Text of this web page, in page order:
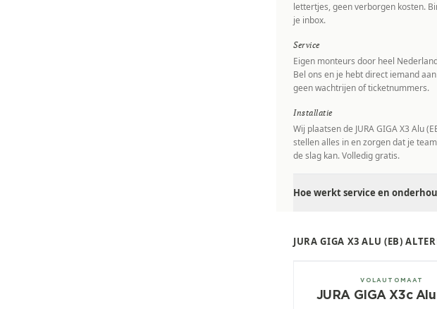
lettertjes, geen verborgen kosten.
je inbox.
Service
Eigen monteurs door heel
Bel ons en je hebt direct iemand
geen wachtrijen of ticketnummers.
Installatie
Wij plaatsen de JURA GIGA X3 Alu
stellen alles in en zorgen dat je
de slag kan. Volledig gratis.
Hoe werkt service en
JURA GIGA X3 ALU (EB)
VOLAUTOMAAT
JURA GIGA X3c